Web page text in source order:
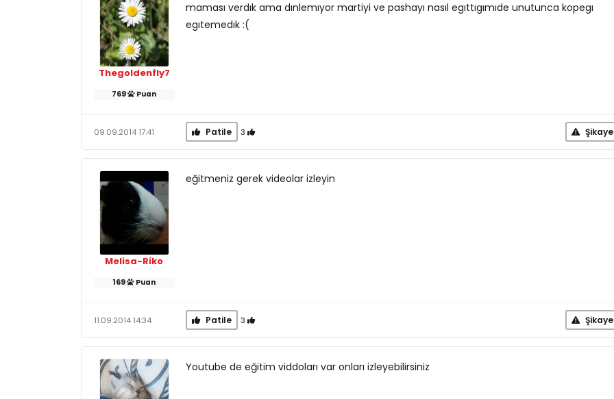
Thegoldenfly7
769 Puan
maması verdık ama dınlemıyor martiyi ve pashayı nasıl egıttıgımıde unutunca kopegı
egıtemedık :(
09.09.2014 17:41 Patile 3
Melisa-Riko
169 Puan
eğitmeniz gerek videolar izleyin
11.09.2014 14:34 Patile 3
Youtube de eğitim viddoları var onları izleyebilirsiniz